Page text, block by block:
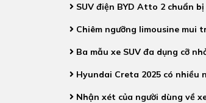
SUV điện BYD Atto 2 chuẩn
Chiêm ngưỡng limousine mui
Ba mẫu xe SUV đa dụng cỡ
Hyundai Creta 2025 có nhiều
Nhận xét của người dùng về